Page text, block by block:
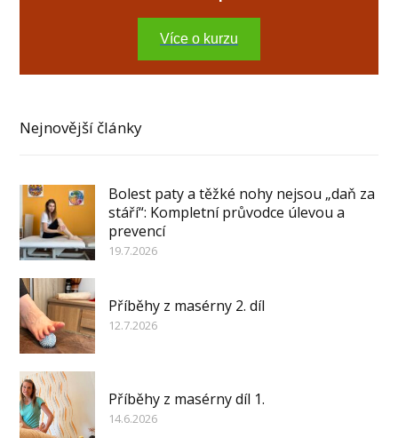
Více o kurzu
Nejnovější články
Bolest paty a těžké nohy nejsou „daň za
stáří“: Kompletní průvodce úlevou a
prevencí
19.7.2026
Příběhy z masérny 2. díl
12.7.2026
Příběhy z masérny díl 1.
14.6.2026